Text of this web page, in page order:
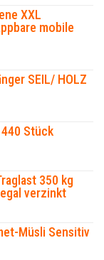
XXL
mobile
SEIL/ HOLZ
Stück
350 kg
verzinkt
Müsli Sensitiv